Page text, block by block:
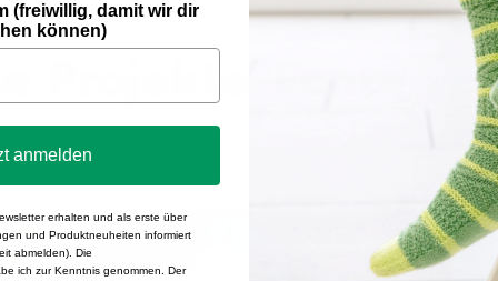
Projekte. Echte
julezstudio
(freiwillig, damit wir dir
können)
anmelden
erhalten und als erste über
und Produktneuheiten informiert
abmelden). Die
ich zur Kenntnis genommen. Der